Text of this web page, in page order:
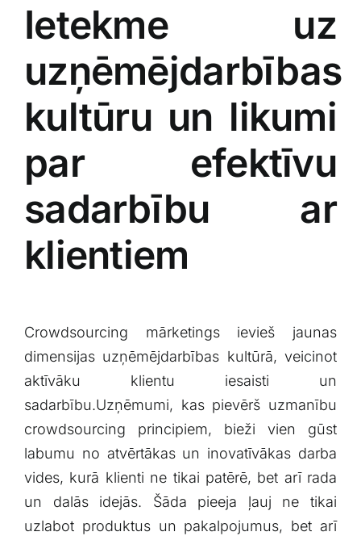
Ietekme uz
uzņēmējdarbības
kultūru ⁤un likumi
par efektīvu
sadarbību ar​
klientiem
Crowdsourcing mārketings ievieš​ jaunas
dimensijas uzņēmējdarbības kultūrā, veicinot
aktīvāku klientu iesaisti un
sadarbību.Uzņēmumi, kas pievērš uzmanību
crowdsourcing principiem, bieži vien⁣ gūst
labumu no atvērtākas ⁣un inovatīvākas darba
vides, kurā klienti ne tikai patērē, ‌bet arī rada
un dalās idejās. Šāda pieeja‍ ļauj ne tikai
uzlabot⁢ produktus un pakalpojumus, bet ⁤arī